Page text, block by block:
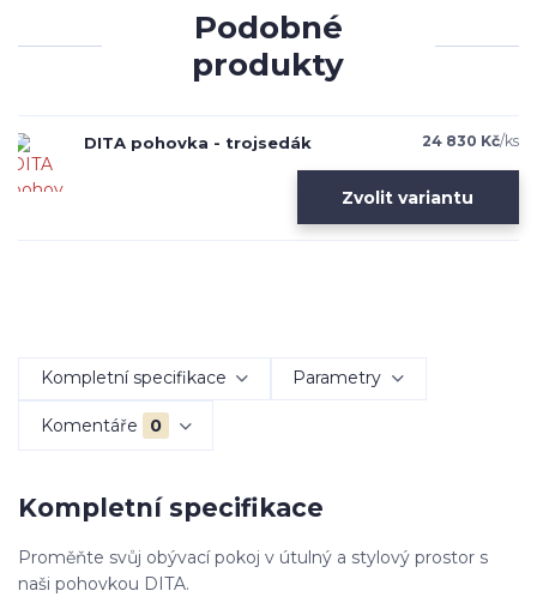
Podobné
produkty
DITA pohovka - trojsedák 24 830 Kč/ks
Zvolit variantu
Kompletní specifikace Parametry
Komentáře 0
Kompletní specifikace
Proměňte svůj obývací pokoj v útulný a stylový prostor s
naši pohovkou DITA.